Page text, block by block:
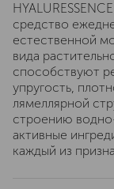
средство
естественной
вида
способствуют
упругость,
лямеллярной
строению
активные
каждый из